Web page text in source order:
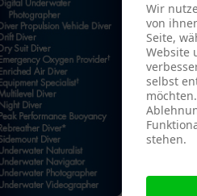
Wir
von
Seite,
Website
selbst
stehen.